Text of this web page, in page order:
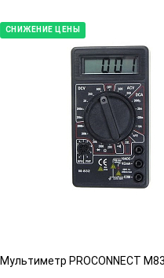
СНИЖЕНИЕ ЦЕНЫ
Мультиметр PROCONNECT